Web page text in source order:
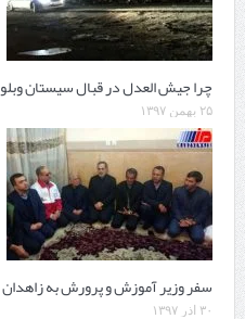
چرا جیش العدل در قبال سیستان
۲۵ بهمن ۱۳۹۷
سفر وزیر آموزش و پرورش به زاهدان
۳۰ آذر ۱۳۹۷